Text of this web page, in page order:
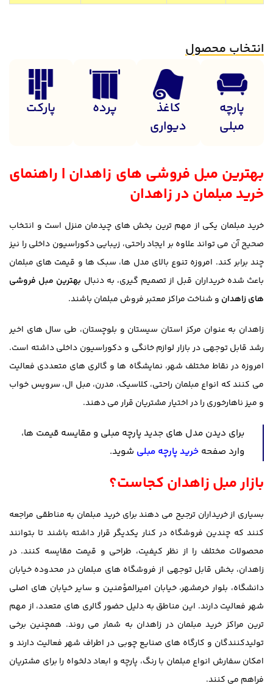
انتخاب محصول
پارچه
مبلی
کاغذ
دیواری
پرده پارکت
بهترین مبل فروشی های زاهدان | راهنمای
خرید مبلمان در زاهدان
خرید مبلمان یکی از مهم ترین بخش های چیدمان منزل است و انتخاب
صحیح آن می تواند علاوه بر ایجاد راحتی، زیبایی دکوراسیون داخلی را نیز
چند برابر کند. امروزه تنوع بالای مدل ها، سبک ها و قیمت های مبلمان
باعث شده خریداران قبل از تصمیم گیری، به دنبال بهترین مبل فروشی
های زاهدان و شناخت مراکز معتبر فروش مبلمان باشند.
زاهدان به عنوان مرکز استان سیستان و بلوچستان، طی سال های اخیر
رشد قابل توجهی در بازار لوازم خانگی و دکوراسیون داخلی داشته است.
امروزه در نقاط مختلف شهر، نمایشگاه ها و گالری های متعددی فعالیت
می کنند که انواع مبلمان راحتی، کلاسیک، مدرن، مبل ال، سرویس خواب
و میز ناهارخوری را در اختیار مشتریان قرار می دهند.
برای دیدن مدل های جدید پارچه مبلی و مقایسه قیمت ها،
وارد صفحه خرید پارچه مبلی شوید.
بازار مبل زاهدان کجاست؟
بسیاری از خریداران ترجیح می دهند برای خرید مبلمان به مناطقی مراجعه
کنند که چندین فروشگاه در کنار یکدیگر قرار داشته باشند تا بتوانند
محصولات مختلف را از نظر کیفیت، طراحی و قیمت مقایسه کنند. در
زاهدان، بخش قابل توجهی از فروشگاه های مبلمان در محدوده خیابان
دانشگاه، بلوار خرمشهر، خیابان امیرالمؤمنین و سایر خیابان های اصلی
شهر فعالیت دارند. این مناطق به دلیل حضور گالری های متعدد، از مهم
ترین مراکز خرید مبلمان در زاهدان به شمار می روند. همچنین برخی
تولیدکنندگان و کارگاه های صنایع چوبی در اطراف شهر فعالیت دارند و
امکان سفارش انواع مبلمان با رنگ، پارچه و ابعاد دلخواه را برای مشتریان
فراهم می کنند.